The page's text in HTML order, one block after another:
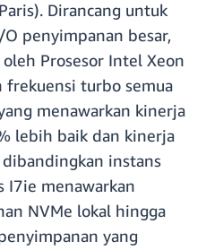
Dirancang untuk
penyimpanan besar,
Prosesor Intel Xeon
frekuensi turbo semua
menawarkan kinerja
lebih baik dan kinerja
instans
I7ie menawarkan
NVMe lokal hingga
yang